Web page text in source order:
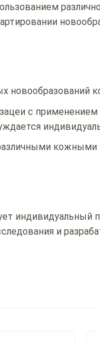
новообразований
с применением
кожными
и